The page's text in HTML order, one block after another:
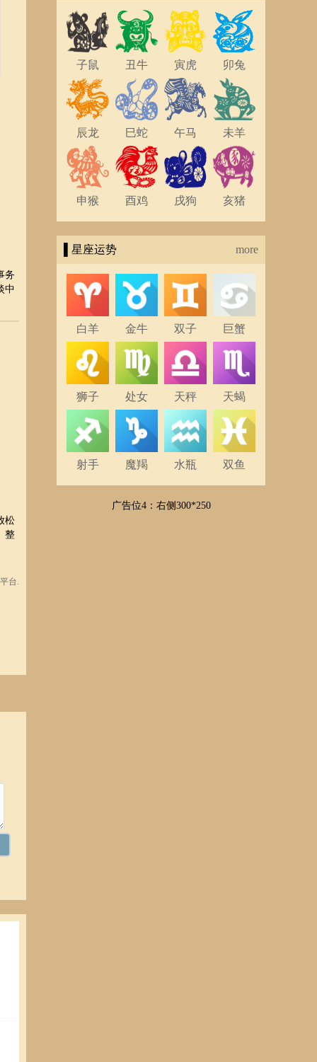
务
中
松
整
台.
子鼠 丑牛 寅虎 卯兔
辰龙 巳蛇 午马 未羊
申猴 酉鸡 戌狗 亥猪
▌星座运势 more
白羊 金牛 双子 巨蟹
狮子 处女 天秤 天蝎
射手 魔羯 水瓶 双鱼
广告位4：右侧300*250